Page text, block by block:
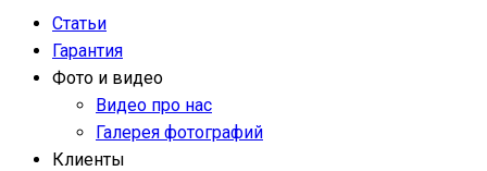
Статьи
Гарантия
Фото и видео
Видео про нас
Галерея фотографий
Клиенты